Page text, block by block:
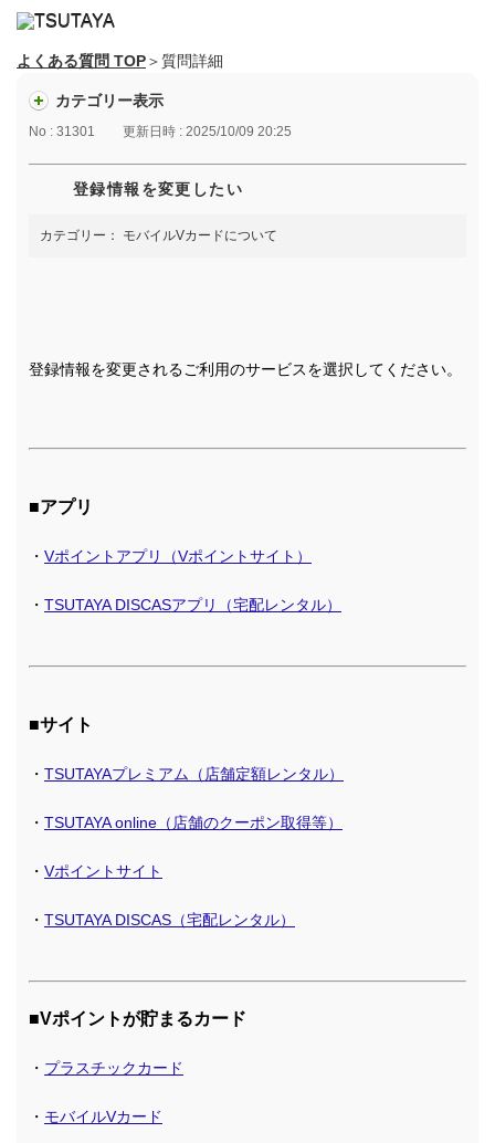
よくある質問 TOP＞質問詳細
カテゴリー表示
No : 31301 更新日時 : 2025/10/09 20:25
登録情報を変更したい
カテゴリー： モバイルVカードについて
登録情報を変更されるご利用のサービスを選択してください。
■アプリ
・ Vポイントアプリ（Vポイントサイト）
・ TSUTAYA DISCASアプリ（宅配レンタル）
■サイト
・ TSUTAYAプレミアム（店舗定額レンタル）
・ TSUTAYA online（店舗のクーポン取得等）
・ Vポイントサイト
・ TSUTAYA DISCAS（宅配レンタル）
■Vポイントが貯まるカード
・ プラスチックカード
・ モバイルVカード